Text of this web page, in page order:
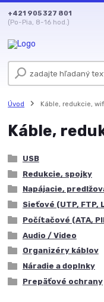
+421 905 327 801
(Po-Pia, 8-16 hod.)
Úvod Káble, redukcie,
Káble,
USB
Redukcie, spojky
Napájacie,
Sieťové (UTP,
Počítačové (ATA,
Audio / Video
Organizéry káblov
Náradie a doplnky
Prepäťové ochrany